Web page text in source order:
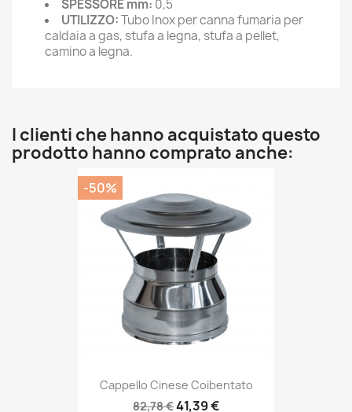
SPESSORE mm: 0,5
UTILIZZO:Tubo Inox per canna fumaria per
caldaia a gas, stufa a legna, stufa a pellet,
camino a legna.
I clienti che hanno acquistato questo
prodotto hanno comprato anche:
Cappello Cinese Coibentato
82,78 €41,39 €
-50%